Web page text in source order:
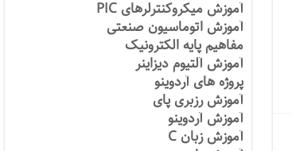
آموزش میکروکنترلرهای PIC
آموزش اتوماسیون صنعتی
مفاهیم پایه الکترونیک
آموزش آلتیوم دیزاینر
پروژه های آردوینو
آموزش رزبری پای
آموزش آردوینو
آموزش زبان C